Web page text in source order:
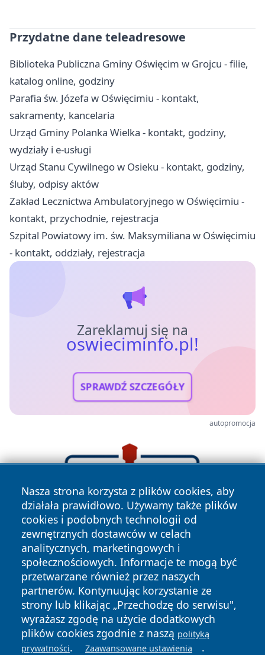
Przydatne dane teleadresowe
Biblioteka Publiczna Gminy Oświęcim w Grojcu - filie,
katalog online, godziny
Parafia św. Józefa w Oświęcimiu - kontakt,
sakramenty, kancelaria
Urząd Gminy Polanka Wielka - kontakt, godziny,
wydziały i e-usługi
Urząd Stanu Cywilnego w Osieku - kontakt, godziny,
śluby, odpisy aktów
Zakład Lecznictwa Ambulatoryjnego w Oświęcimiu -
kontakt, przychodnie, rejestracja
Szpital Powiatowy im. św. Maksymiliana w Oświęcimiu
- kontakt, oddziały, rejestracja
Zareklamuj się na
oswieciminfo.pl!
SPRAWDŹ SZCZEGÓŁY
autopromocja
Nasza strona korzysta z plików cookies, aby
działała prawidłowo. Używamy także plików
cookies i podobnych technologii od
zewnętrznych dostawców w celach
analitycznych, marketingowych i
społecznościowych. Informacje te mogą być
przetwarzane również przez naszych
partnerów. Kontynuując korzystanie ze
strony lub klikając „Przechodzę do serwisu",
wyrażasz zgodę na użycie dodatkowych
plików cookies zgodnie z naszą polityką
prywatności. Zaawansowane ustawienia .